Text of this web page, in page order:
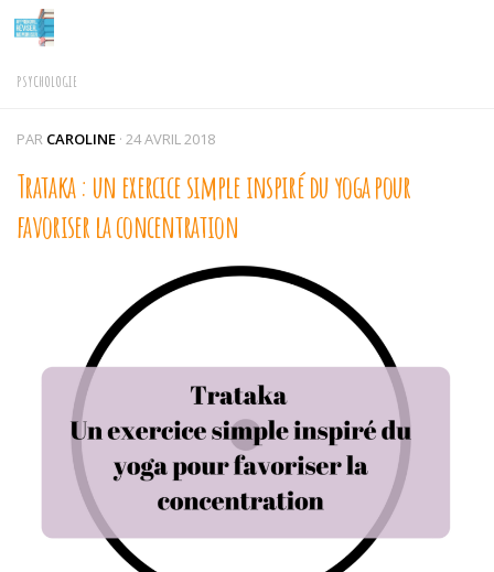
Skip to content
PSYCHOLOGIE
PAR CAROLINE · 24 AVRIL 2018
Trataka : un exercice simple inspiré du yoga pour
favoriser la concentration